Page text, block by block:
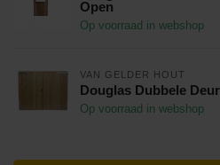
Open
Op voorraad in webshop
VAN GELDER HOUT
Douglas Dubbele
Op voorraad in webshop